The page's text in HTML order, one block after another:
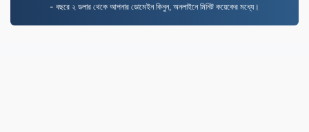
- বছরে ২ ডলার থেকে আপনার ডোমেইন কিনুন, অনলাইনে মিনিট কয়েকের মধ্যে।